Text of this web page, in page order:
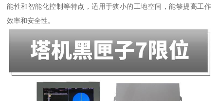
能性和智能化控制等特点，适用于狭小的工地空间，能够提高工作
效率和安全性。